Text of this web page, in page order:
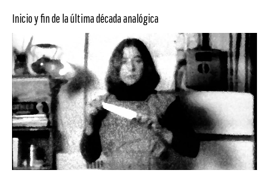
Inicio y fin de la última década analógica